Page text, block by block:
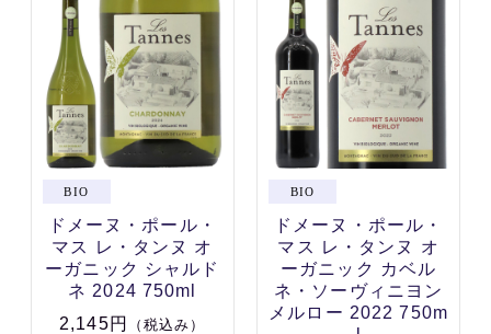
ドメーヌ・ポール・
マス レ・タンヌ オ
ーガニック シャルド
ネ 2024 750ml
2,145円
（税込み）
ドメーヌ・ポール・
マス レ・タンヌ オ
ーガニック カベル
ネ・ソーヴィニヨン
メルロー 2022 750m